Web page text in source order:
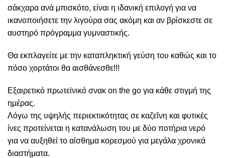
σάκχαρα ανά μπισκότο, είναι η ιδανική επιλογή για να
ικανοποιήσετε την λιγούρα σας ακόμη και αν βρίσκεστε σε
αυστηρό πρόγραμμα γυμναστικής.
Θα εκπλαγείτε με την καταπληκτική γεύση του καθώς και το
πόσο χορτάτοι θα αισθάνεσθε!!!
Εξαιρετικό πρωτεϊνικό σνακ on the go για κάθε στιγμή της
ημέρας.
Λόγω της υψηλής περιεκτικότητας σε καζεΐνη και φυτικές
ίνες προτείνεται η κατανάλωση του με δύο ποτήρια νερό
για να αυξηθεί το αίσθημα κορεσμού για μεγάλα χρονικά
διαστήματα.